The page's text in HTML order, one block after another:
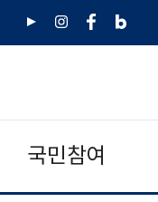
유
인
페
네
그
)
국민참여